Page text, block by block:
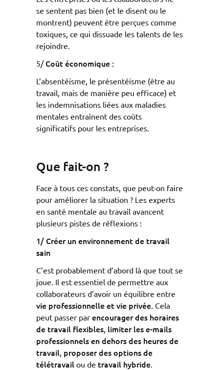
se sentent pas bien (et le disent ou le
montrent) peuvent être perçues comme
toxiques, ce qui dissuade les talents de les
rejoindre.
5/ Coût économique :
L’absentéisme, le présentéisme (être au
travail, mais de manière peu efficace) et
les indemnisations liées aux maladies
mentales entraînent des coûts
significatifs pour les entreprises.
Que fait-on ?
Face à tous ces constats, que peut-on faire
pour améliorer la situation ? Les experts
en santé mentale au travail avancent
plusieurs pistes de réflexions :
1/ Créer un environnement de travail
sain
C’est probablement d’abord là que tout se
joue. Il est essentiel de permettre aux
collaborateurs d’avoir un équilibre entre
vie professionnelle et vie privée. Cela
peut passer par encourager des horaires
de travail flexibles limiter les e-mails
professionnels en dehors des heures de
travail proposer des options de
télétravail ou de travail hybride